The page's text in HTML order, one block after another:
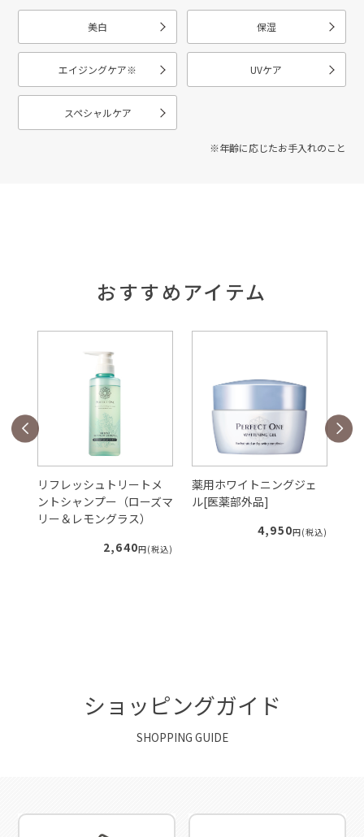
美白 保湿
エイジングケア※ UVケア
スペシャルケア
※年齢に応じたお手入れのこと
おすすめアイテム
リフレッシュトリートメ
ントシャンプー（ローズマ
リー＆レモングラス）
2,640円(税込)
薬用ホワイトニングジェ
ル[医薬部外品]
4,950円(税込)
ショッピングガイド
SHOPPING GUIDE